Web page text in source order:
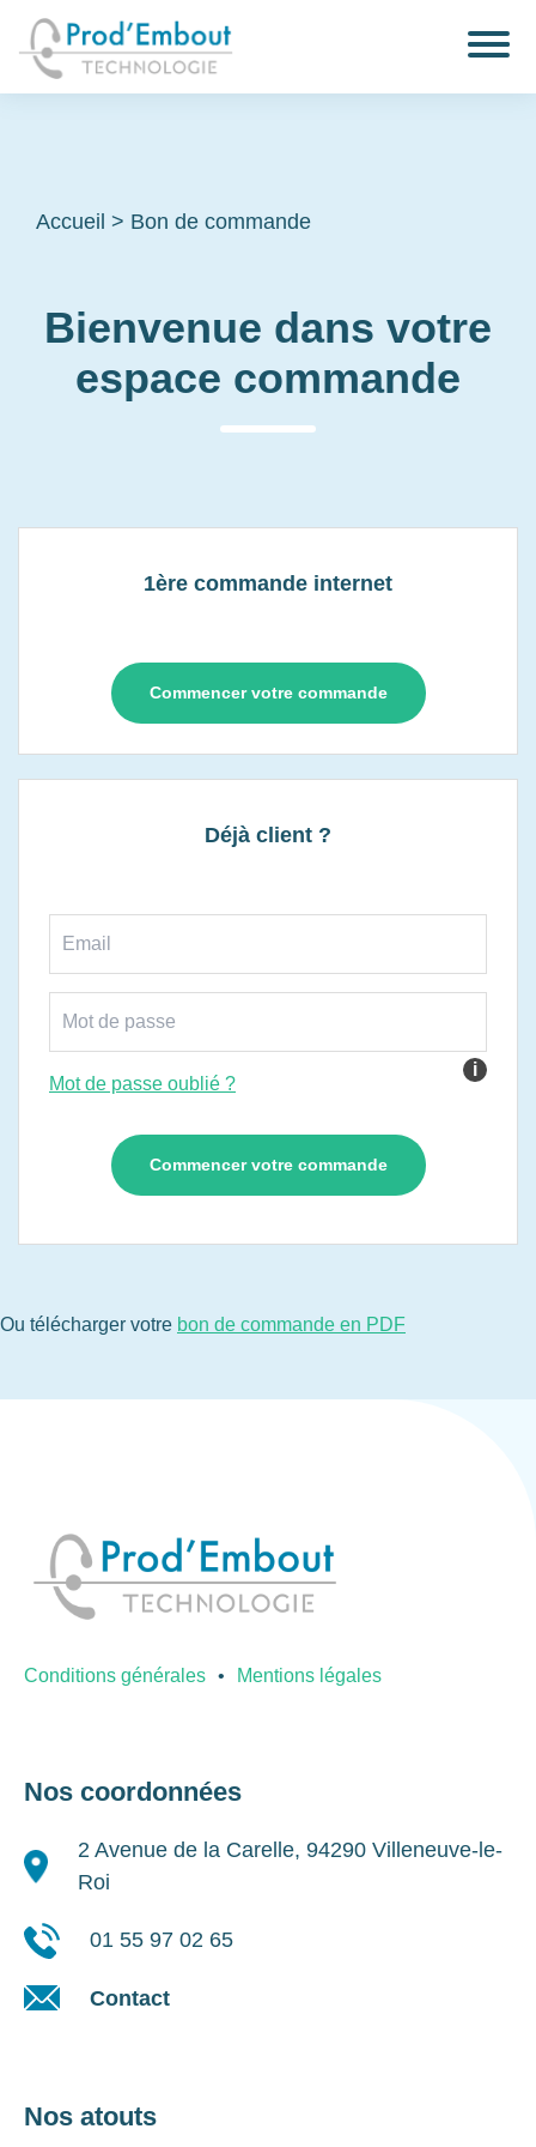
Accueil > Bon de commande
Bienvenue dans votre
espace commande
1ère commande internet
Commencer votre commande
Déjà client ?
i
Mot de passe oublié ?
Ou télécharger votre bon de commande en PDF
Conditions générales Mentions légales
Nos coordonnées
2 Avenue de la Carelle, 94290 Villeneuve-le-
Roi
01 55 97 02 65
Contact
Nos atouts